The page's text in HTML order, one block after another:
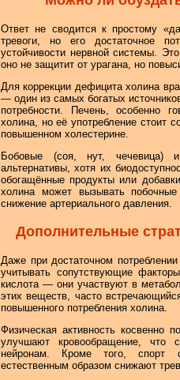
Ответ не сводится к простому
тревоги, но его достаточное
устойчивости нервной системы.
оно не защитит от урагана, но
Для коррекции дефицита холина
— один из самых богатых
потребности. Печень, особенно
холина, но её употребление стоит
повышенном холестерине.
Бобовые (соя, нут, чечевица)
альтернативы, хотя их
обогащённые продукты или
холина может вызывать
снижение артериального давления.
Дополнительные
Даже при достаточном
учитывать сопутствующие
кислота — они участвуют в
этих веществ, часто
повышенного потребления холина.
Физическая активность косвенно
улучшают кровообращение, что
нейронам. Кроме того, спорт
естественным образом снижают